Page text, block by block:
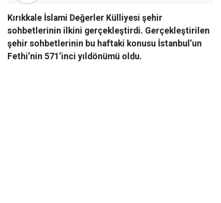
Kırıkkale İslami Değerler Külliyesi şehir
sohbetlerinin ilkini gerçekleştirdi. Gerçekleştirilen
şehir sohbetlerinin bu haftaki konusu İstanbul’un
Fethi’nin 571’inci yıldönümü oldu.